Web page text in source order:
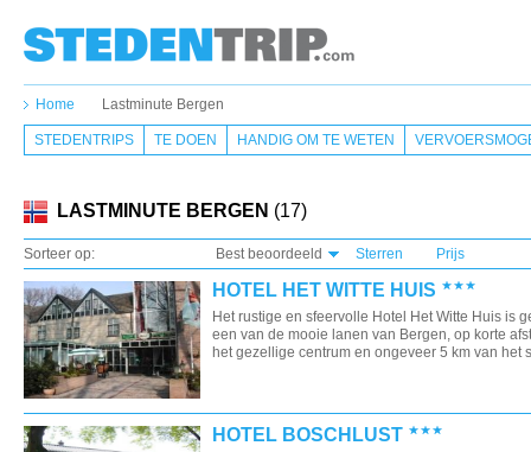
Home Lastminute Bergen
STEDENTRIPS TE DOEN HANDIG OM TE WETEN
LASTMINUTE BERGEN (17)
Sorteer op: Best beoordeeld Sterren Prijs
HOTEL HET WITTE HUIS
Het rustige en sfeervolle Hotel Het Witte Huis is
een van de mooie lanen van Bergen, op korte
het gezellige centrum en ongeveer 5 km van het
HOTEL BOSCHLUST